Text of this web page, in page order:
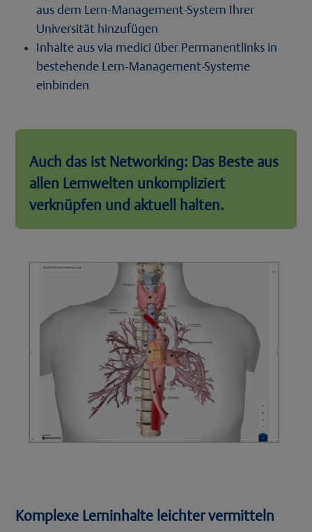
aus dem Lern-Management-System Ihrer
Universität hinzufügen
Inhalte aus via medici über Permanentlinks in
bestehende Lern-Management-Systeme
einbinden
Auch das ist Networking: Das Beste aus
allen Lernwelten unkompliziert
verknüpfen und aktuell halten.
Komplexe Lerninhalte leichter vermitteln